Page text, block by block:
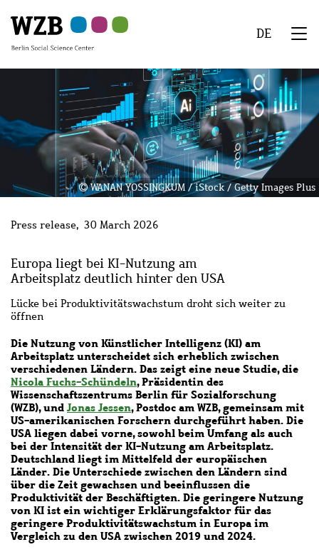
to
main
to
navigation
to
search
to
second
to
footer
DE
Menu
WANAN YOSSINGKUM / iStock / Getty Images Plus
Press release 30 March 2026
Europa liegt bei KI-Nutzung am
Arbeitsplatz deutlich hinter den USA
Lücke bei Produktivitätswachstum droht sich weiter zu
öffnen
Die Nutzung von Künstlicher Intelligenz (KI) am
Arbeitsplatz unterscheidet sich erheblich zwischen
verschiedenen Ländern. Das zeigt eine neue Studie, die
Nicola Fuchs-Schündeln, Präsidentin des
Wissenschaftszentrums Berlin für Sozialforschung
(WZB), undJonas Jessen, Postdoc am WZB, gemeinsam mit
US-amerikanischen Forschern durchgeführt haben. Die
USA liegen dabei vorne, sowohl beim Umfang als auch
bei der Intensität der KI-Nutzung am Arbeitsplatz.
Deutschland liegt im Mittelfeld der europäischen
Länder. Die Unterschiede zwischen den Ländern sind
über die Zeit gewachsen und beeinflussen die
Produktivität der Beschäftigten. Die geringere Nutzung
von KI ist ein wichtiger Erklärungsfaktor für das
geringere Produktivitätswachstum in Europa im
Vergleich zu den USA zwischen 2019 und 2024.